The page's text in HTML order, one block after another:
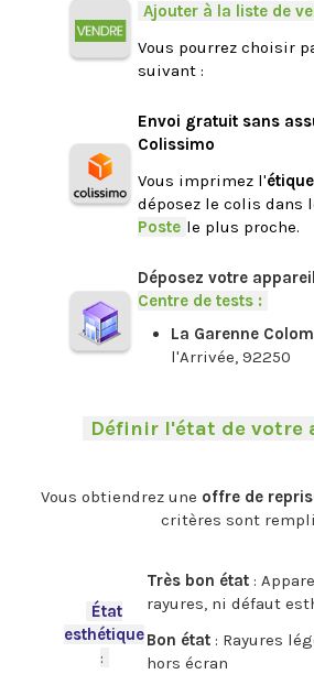
Ajouter à la liste de
Vous pourrez choisir
suivant :
Envoi gratuit sans
Colissimo
Vous imprimez l'
déposez le colis dans
Poste le plus proche.
Déposez votre
Centre de tests :
La Garenne
l'Arrivée, 92250
Définir l'état de votre
Vous obtiendrez une offre de
critères sont
État
esthétique
:
Très bon état :
rayures, ni défaut
Bon état : Rayures
hors écran